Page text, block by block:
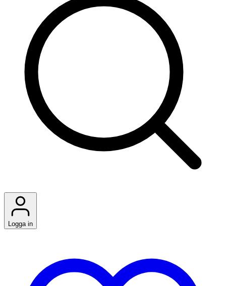
Logga in